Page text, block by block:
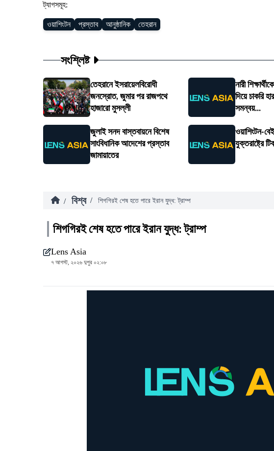
ট্যাগসমূহ:
ওয়াশিংটন প্রস্তাব আনুষ্ঠানিক তেহরান
সংশ্লিষ্ট
তেহরানে ইসরায়েলবিরোধী
জনস্রোত, জুমার পর রাজপথে
হাজারো মুসল্লী
নারী
দিয়ে চাকরি
সমন্বয়...
জুলাই সনদ বাস্তবায়নে বিশেষ
সাংবিধানিক আদেশের প্রস্তাব
জামায়াতের
ওয়াশিংটন-
যুক্তরাষ্ট্রে
/ বিশ্ব / শিগগিরই শেষ হতে পারে ইরান যুদ্ধ: ট্রাম্প
শিগগিরই শেষ হতে পারে ইরান যুদ্ধ: ট্রাম্প
Lens Asia
৭ আগস্ট, ২০২৬ দুপুর ০২:০৮